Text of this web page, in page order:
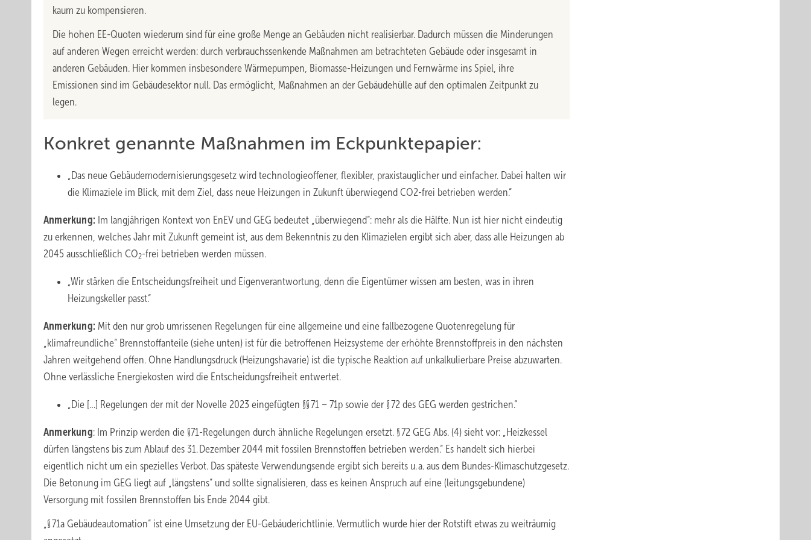
kaum zu kompensieren.
Die hohen EE-Quoten wiederum sind für eine große Menge an Gebäuden nicht realisierbar. Dadurch müssen die Minderungen
auf anderen Wegen erreicht werden: durch verbrauchssenkende Maßnahmen am betrachteten Gebäude oder insgesamt in
anderen Gebäuden. Hier kommen insbesondere Wärmepumpen, Biomasse-Heizungen und Fernwärme ins Spiel, ihre
Emissionen sind im Gebäudesektor null. Das ermöglicht, Maßnahmen an der Gebäudehülle auf den optimalen Zeitpunkt zu
legen.
Konkret genannte Maßnahmen im Eckpunktepapier:
„Das neue Gebäudemodernisierungsgesetz wird technologieoffener, flexibler, praxistauglicher und einfacher. Dabei halten wir
die Klimaziele im Blick, mit dem Ziel, dass neue Heizungen in Zukunft überwiegend CO2-frei betrieben werden.“
Anmerkung: Im langjährigen Kontext von EnEV und GEG bedeutet „überwiegend“: mehr als die Hälfte. Nun ist hier nicht eindeutig
zu erkennen, welches Jahr mit Zukunft gemeint ist, aus dem Bekenntnis zu den Klimazielen ergibt sich aber, dass alle Heizungen ab
2045 ausschließlich CO2-frei betrieben werden müssen.
„Wir stärken die Entscheidungsfreiheit und Eigenverantwortung, denn die Eigentümer wissen am besten, was in ihren
Heizungskeller passt.“
Anmerkung: Mit den nur grob umrissenen Regelungen für eine allgemeine und eine fallbezogene Quotenregelung für
„klimafreundliche“ Brennstoffanteile (siehe unten) ist für die betroffenen Heizsysteme der erhöhte Brennstoffpreis in den nächsten
Jahren weitgehend offen. Ohne Handlungsdruck (Heizungshavarie) ist die typische Reaktion auf unkalkulierbare Preise abzuwarten.
Ohne verlässliche Energiekosten wird die Entscheidungsfreiheit entwertet.
„Die […] Regelungen der mit der Novelle 2023 eingefügten §§ 71 – 71p sowie der § 72 des GEG werden gestrichen.“
Anmerkung: Im Prinzip werden die §71-Regelungen durch ähnliche Regelungen ersetzt. § 72 GEG Abs. (4) sieht vor: „Heizkessel
dürfen längstens bis zum Ablauf des 31. Dezember 2044 mit fossilen Brennstoffen betrieben werden.“ Es handelt sich hierbei
eigentlich nicht um ein spezielles Verbot. Das späteste Verwendungsende ergibt sich bereits u. a. aus dem Bundes-Klimaschutzgesetz.
Die Betonung im GEG liegt auf „längstens“ und sollte signalisieren, dass es keinen Anspruch auf eine (leitungsgebundene)
Versorgung mit fossilen Brennstoffen bis Ende 2044 gibt.
„§ 71a Gebäudeautomation“ ist eine Umsetzung der EU-Gebäuderichtlinie. Vermutlich wurde hier der Rotstift etwas zu weiträumig